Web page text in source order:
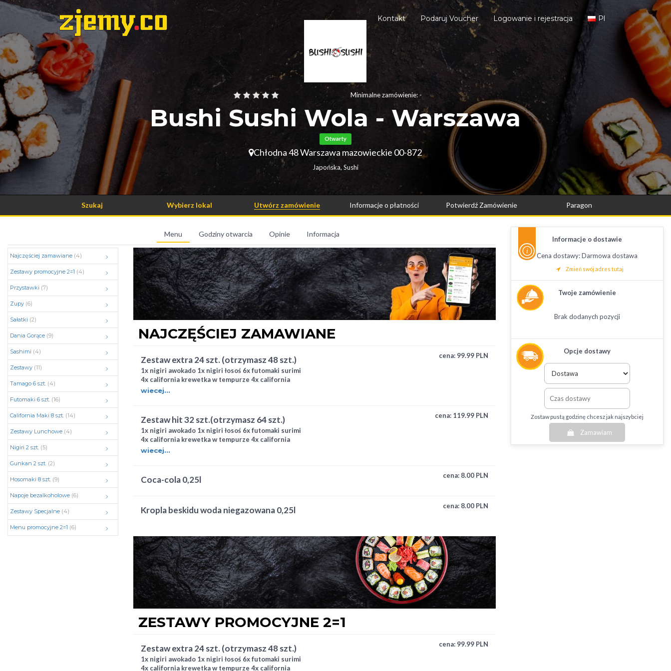
Kontakt Podaruj Voucher Logowanie i rejestracja Pl
Minimalne zamówienie: -
Bushi Sushi Wola - Warszawa
Otwarty
Chłodna 48 Warszawa mazowieckie 00-872
Japońska, Sushi
Szukaj Wybierz lokal Utwórz zamówienie Informacje o płatności Potwierdź Zamówienie Paragon
Menu Godziny otwarcia Opinie Informacja
Najczęściej zamawiane (4)
Zestawy promocyjne 2=1 (4)
Przystawki (7)
Zupy (6)
Sałatki (2)
Dania Gorące (9)
Sashimi (4)
Zestawy (11)
Tamago 6 szt. (4)
Futomaki 6 szt. (16)
California Maki 8 szt. (14)
Zestawy Lunchowe (4)
Nigiri 2 szt. (5)
Gunkan 2 szt. (2)
Hosomaki 8 szt. (9)
Napoje bezalkoholowe (6)
Zestawy Specjalne (4)
Menu promocyjne 2=1 (6)
NAJCZĘŚCIEJ ZAMAWIANE
zestaw extra 24 szt. (otrzymasz 48 szt.)
1x nigiri awokado 1x nigiri łosoś 6x futomaki surimi
4x california krewetka w tempurze 4x california
łosoś pieczony 4x hosomaki ogórek 4x hosomaki
wiecej...
cena: 99.99 PLN
zestaw hit 32 szt.(otrzymasz 64 szt.)
1x nigiri awokado 1x nigiri łosoś 6x futomaki surimi
4x california krewetka w tempurze 4x california
łosoś pieczony 4x hosomaki ogórek 4x hosomaki
wiecej...
cena: 119.99 PLN
coca-cola 0,25l cena: 8.00 PLN
kropla beskidu woda niegazowana 0,25l cena: 8.00 PLN
ZESTAWY PROMOCYJNE 2=1
zestaw extra 24 szt. (otrzymasz 48 szt.)
1x nigiri awokado 1x nigiri łosoś 6x futomaki surimi
4x california krewetka w tempurze 4x california
cena: 99.99 PLN
Informacje o dostawie
Cena dostawy: Darmowa dostawa
Zmień swój adres tutaj
Twoje zamówienie
Brak dodanych pozycji
Opcje dostawy
Zostaw pustą godzinę chcesz jak najszybciej
Zamawiam